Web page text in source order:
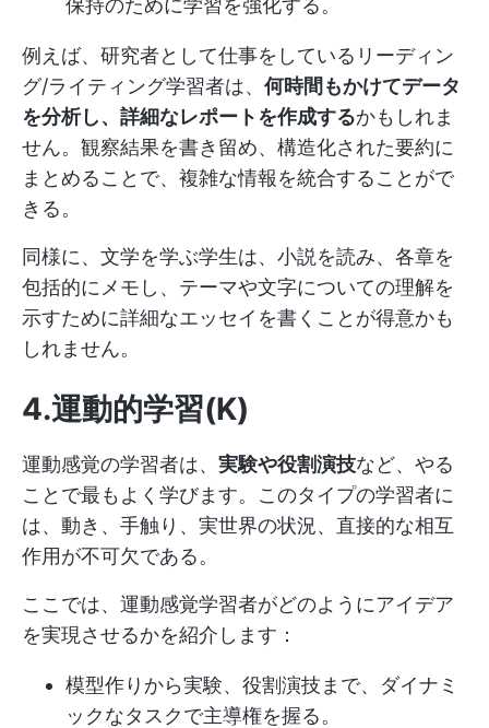
保持のために学習を強化する。
例えば、研究者として仕事をしているリーディン
グ/ライティング学習者は、 何時間もかけてデータ
を分析し、詳細なレポートを作成するかもしれま
せん。観察結果を書き留め、構造化された要約に
まとめることで、複雑な情報を統合することがで
きる。
同様に、文学を学ぶ学生は、小説を読み、各章を
包括的にメモし、テーマや文字についての理解を
示すために詳細なエッセイを書くことが得意かも
しれません。
4.運動的学習(K)
運動感覚の学習者は、 実験や役割演技など、やる
ことで最もよく学びます。このタイプの学習者に
は、動き、手触り、実世界の状況、直接的な相互
作用が不可欠である。
ここでは、運動感覚学習者がどのようにアイデア
を実現させるかを紹介します：
模型作りから実験、役割演技まで、ダイナミ
ックなタスクで主導権を握る。